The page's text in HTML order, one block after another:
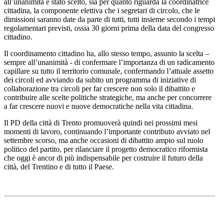
all’unanimità è stato scelto, sia per quanto riguarda la coordinatrice
cittadina, la componente elettiva che i segretari di circolo, che le
dimissioni saranno date da parte di tutti, tutti insieme secondo i tempi
regolamentari previsti, ossia 30 giorni prima della data del congresso
cittadino.
Il coordinamento cittadino ha, allo stesso tempo, assunto la scelta –
sempre all’unanimità - di confermare l’importanza di un radicamento
capillare su tutto il territorio comunale, confermando l’attuale assetto
dei circoli ed avviando da subito un programma di iniziative di
collaborazione tra circoli per far crescere non solo il dibattito e
contribuire alle scelte politiche strategiche, ma anche per concorrere
a far crescere nuovi e nuove democratiche nella vita cittadina.
Il PD della città di Trento promuoverà quindi nei prossimi mesi
momenti di lavoro, continuando l’importante contributo avviato nel
settembre scorso, ma anche occasioni di dibattito ampio sul ruolo
politico del partito, per rilanciare il progetto democratico riformista
che oggi è ancor di più indispensabile per costruire il futuro della
città, del Trentino e di tutto il Paese.